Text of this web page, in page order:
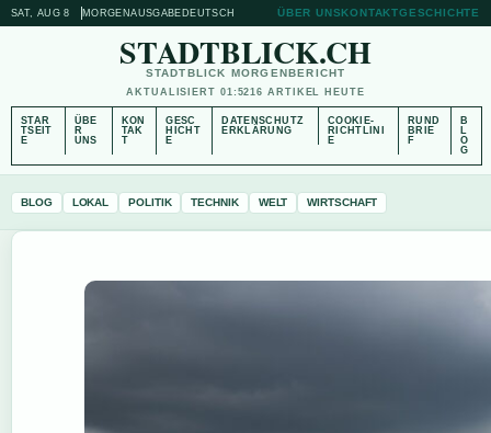
SAT, AUG 8 MORGENAUSGABE DEUTSCH ÜBER UNSKONTAKTGESCHICHTE
STADTBLICK.CH
STADTBLICK MORGENBERICHT
AKTUALISIERT 01:5216 ARTIKEL HEUTE
STAR
TSEIT
E
ÜBE
R
UNS
KON
TAK
T
GESC
HICHT
E
DATENSCHUTZ
ERKLÄRUNG
COOKIE-
RICHTLINI
E
RUND
BRIE
F
B
L
O
G
BLOG LOKAL POLITIK TECHNIK WELT WIRTSCHAFT